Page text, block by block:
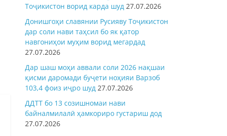
Тоҷикистон ворид карда шуд 27.07.2026
Донишгоҳи славянии Русияву Тоҷикистон
дар соли нави таҳсил бо як қатор
навгониҳои муҳим ворид мегардад
27.07.2026
Дар шаш моҳи аввали соли 2026 нақшаи
қисми даромади буҷети ноҳияи Варзоб
103,4 фоиз иҷро шуд 27.07.2026
ДДТТ бо 13 созишномаи нави
байналмилалӣ ҳамкориро густариш дод
27.07.2026